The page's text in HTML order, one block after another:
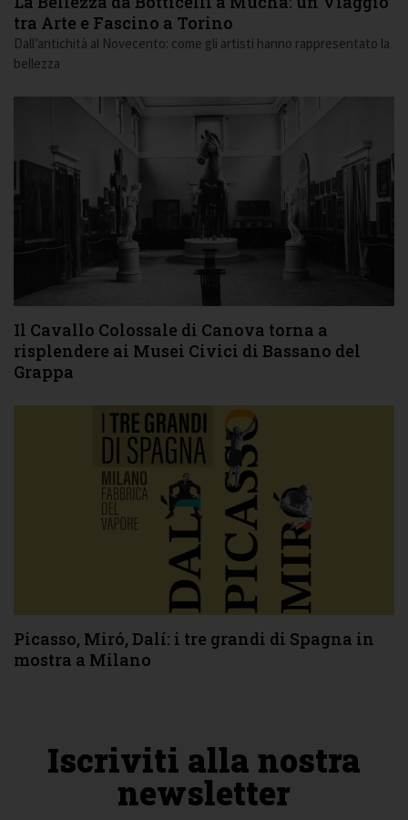
tra Arte e Fascino a Torino
Dall’antichità al Novecento: come gli artisti hanno rappresentato la
bellezza
Il Cavallo Colossale di Canova torna a
risplendere ai Musei Civici di Bassano del
Grappa
Picasso, Miró, Dalí: i tre grandi di Spagna in
mostra a Milano
Iscriviti alla nostra
newsletter